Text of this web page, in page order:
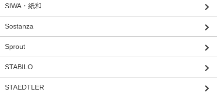
SIWA・紙和
Sostanza
Sprout
STABILO
STAEDTLER